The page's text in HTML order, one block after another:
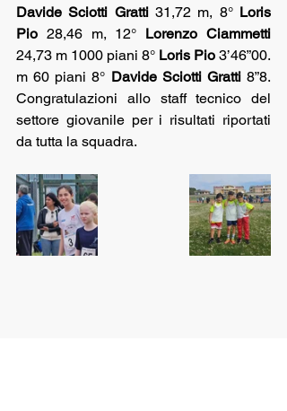
Davide Sciotti Gratti 31,72 m, 8° Loris
Pio 28,46 m, 12° Lorenzo Ciammetti
24,73 m 1000 piani 8° Loris Pio 3’46”00.
m 60 piani 8° Davide Sciotti Gratti 8”8.
Congratulazioni allo staff tecnico del
settore giovanile per i risultati riportati
da tutta la squadra.